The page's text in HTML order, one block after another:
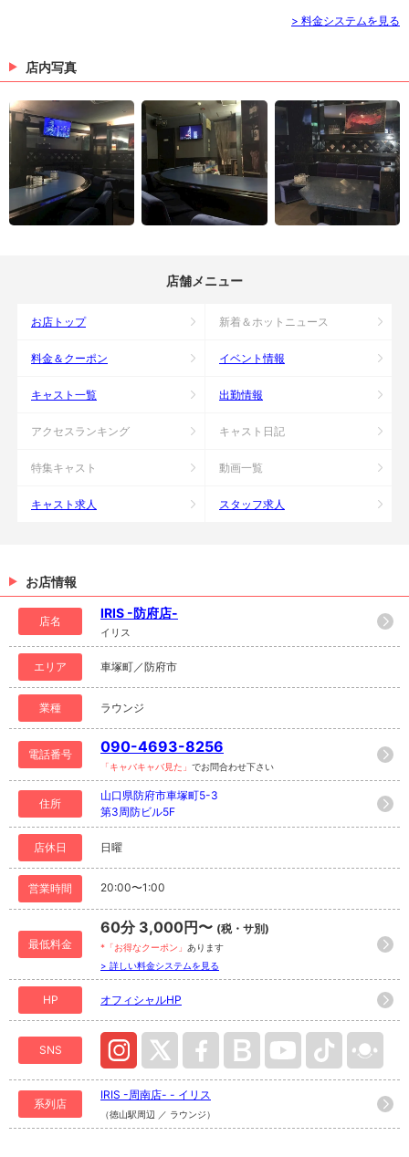
> 料金システムを見る
店内写真
店舗メニュー
お店トップ 新着＆ホットニュース
料金＆クーポン イベント情報
キャスト一覧 出勤情報
アクセスランキング キャスト日記
特集キャスト 動画一覧
キャスト求人 スタッフ求人
お店情報
店名
IRIS -防府店-
イリス
エリア 車塚町／防府市
業種 ラウンジ
電話番号 090-4693-8256
「キャバキャバ見た」 でお問合わせ下さい
住所
山口県防府市車塚町5-3
第3周防ビル5F
店休日 日曜
営業時間 20:00〜1:00
最低料金
60分 3,000円〜 (税・サ別)
*「お得なクーポン」 あります
> 詳しい料金システムを見る
HP オフィシャルHP
SNS
系列店
IRIS -周南店- - イリス
（徳山駅周辺 ／ ラウンジ）